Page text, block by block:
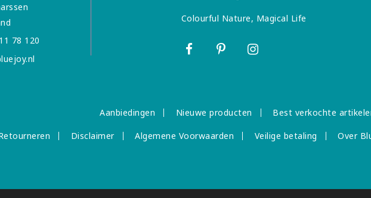
Colourful Nature, Magical Life
78 120
Aanbiedingen Nieuwe producten Best verkochte
Disclaimer Algemene Voorwaarden Veilige betaling Over